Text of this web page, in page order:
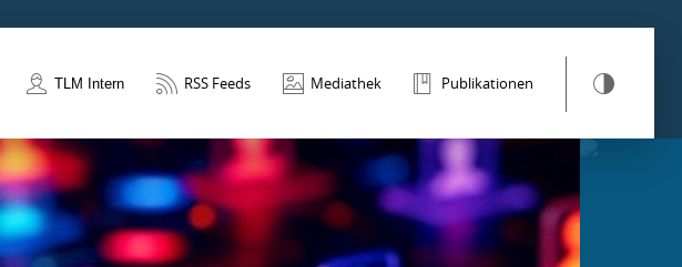
TLM Intern RSS Feeds Mediathek Publikationen